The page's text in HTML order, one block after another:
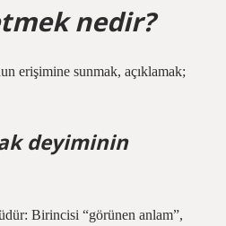
nedir?
erişimine sunmak, açıklamak;
deyiminin
Birincisi “görünen anlam”,